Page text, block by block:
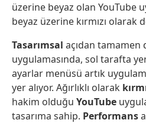
üzerine beyaz olan YouTube
beyaz üzerine kırmızı olarak
Tasarımsal açıdan tamamen
uygulamasında, sol tarafta
ayarlar menüsü artık
yer alıyor. Ağırlıklı olarak
hakim olduğu YouTube
tasarıma sahip. Performans